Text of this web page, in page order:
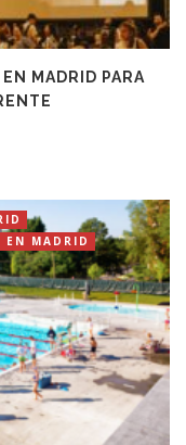
MADRID PARA
EN MADRID